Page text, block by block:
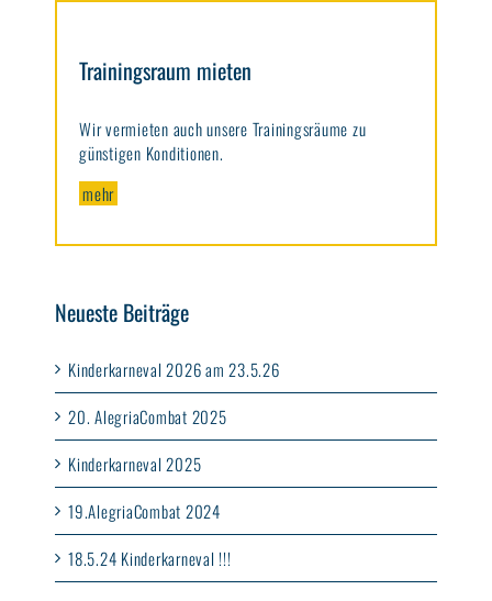
Trainingsraum mieten
Wir vermieten auch unsere Trainingsräume zu
günstigen Konditionen.
mehr
Neueste Beiträge
Kinderkarneval 2026 am 23.5.26
20. AlegriaCombat 2025
Kinderkarneval 2025
19.AlegriaCombat 2024
18.5.24 Kinderkarneval !!!